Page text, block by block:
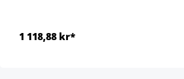
1 118,88 kr*